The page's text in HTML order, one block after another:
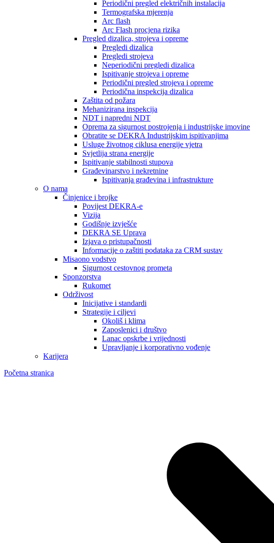
Periodični pregled električnih instalacija
Termografska mjerenja
Arc flash
Arc Flash procjena rizika
Pregled dizalica, strojeva i opreme
Pregledi dizalica
Pregledi strojeva
Neperiodični pregledi dizalica
Ispitivanje strojeva i opreme
Periodični pregled strojeva i opreme
Periodična inspekcija dizalica
Zaštita od požara
Mehanizirana inspekcija
NDT i napredni NDT
Oprema za sigurnost postrojenja i industrijske imovine
Obratite se DEKRA Industrijskim ispitivanjima
Usluge životnog ciklusa energije vjetra
Svjetlija strana energije
Ispitivanje stabilnosti stupova
Građevinarstvo i nekretnine
Ispitivanja građevina i infrastrukture
O nama
Činjenice i brojke
Povijest DEKRA-e
Vizija
Godišnje izvješće
DEKRA SE Uprava
Izjava o pristupačnosti
Informacije o zaštiti podataka za CRM sustav
Misaono vodstvo
Sigurnost cestovnog prometa
Sponzorstva
Rukomet
Održivost
Inicijative i standardi
Strategije i ciljevi
Okoliš i klima
Zaposlenici i društvo
Lanac opskrbe i vrijednosti
Upravljanje i korporativno vođenje
Karijera
Početna stranica